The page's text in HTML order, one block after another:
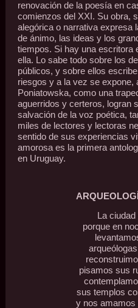
renovación de la poesía en
comienzos del XXI. Su obra,
alegórica o narrativa expresa
de ánimo, las ideas y los
tiempos. Si hay una escritora
ella. Lo sabe todo sobre los
públicos, y sobre ellos
riesgos y a la vez se expone,
Poniatowska, como una
aguerridos y certeros, logran
salvación de la voz poética,
miles de lectores y lectoras
sentido de sus experiencias
amorosa es la primera
en Uruguay.
La
porque en
pisamos sus
sus templos
y nos amamos